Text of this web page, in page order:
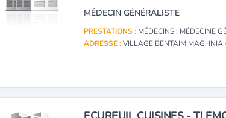
MÉDECIN GÉNÉRALISTE
PRESTATIONS : MÉDECINS : MÉDECINE
ADRESSE :VILLAGE BENTAIM MAGHNIA